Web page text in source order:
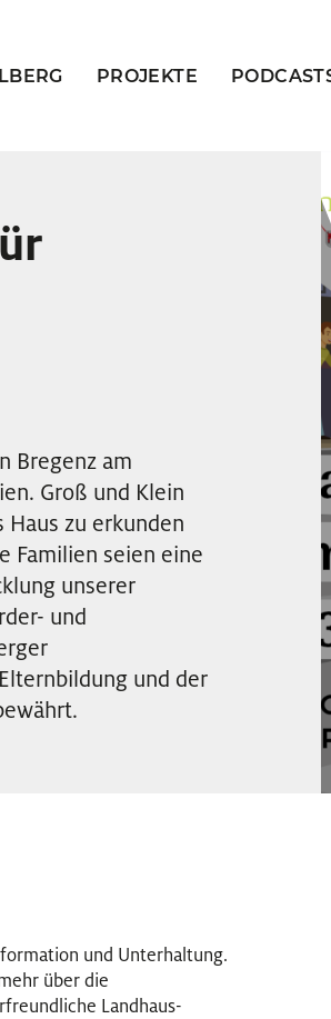
PROJEKTE
Bregenz am
Groß und Klein
zu erkunden
Familien seien eine
unserer
und
und der
und Unterhaltung.
über die
Landhaus-